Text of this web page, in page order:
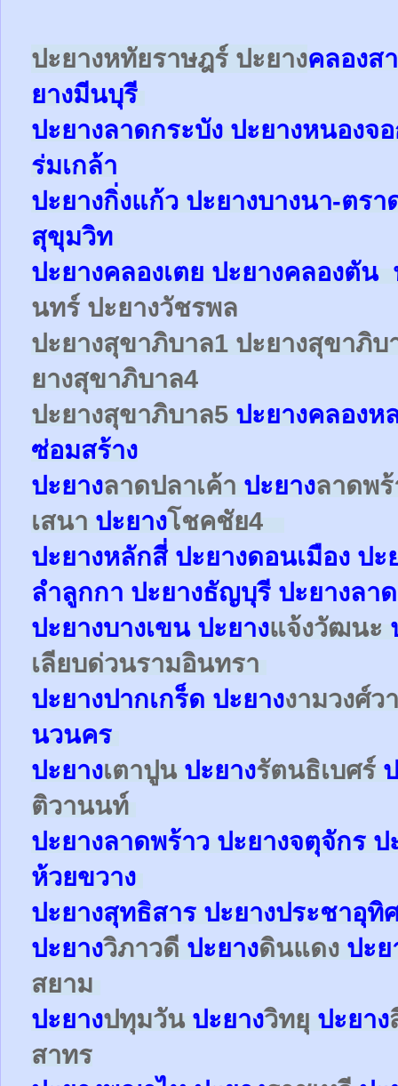
ปะยางหทัยราษฎร์ ปะยางคลองส
ยางมีนบุรี
ปะยางลาดกระบัง ปะยางหนองจ
ร่มเกล้า
ปะยางกิ่งแก้ว ปะยางบางนา-ตร
สุขุมวิท
ปะยางคลองเตย ปะยางคลองตัน
นทร์ ปะยางวัชรพล
ปะยางสุขาภิบาล1 ปะยางสุขาภิบ
ยางสุขาภิบาล4
ปะยางสุขาภิบาล5 ปะยางคลองห
ซ่อมสร้าง
ปะยางลาดปลาเค้า ปะยางลาดพ
เสนา ปะยางโชคชัย4
ปะยางหลักสี่ ปะยางดอนเมือง ปะ
ลำลูกกา ปะยางธัญบุรี ปะยางลา
ปะยางบางเขน ปะยางแจ้งวัฒนะ
เลียบด่วนรามอินทรา
ปะยางปากเกร็ด ปะยางงามวงศ์ว
นวนคร
ปะยางเตาปูน ปะยางรัตนธิเบศร์
ติวานนท์
ปะยางลาดพร้าว ปะยางจตุจักร ป
ห้วยขวาง
ปะยางสุทธิสาร ปะยางประชาอุทิ
ปะยางวิภาวดี ปะยางดินแดง ปะย
สยาม
ปะยางปทุมวัน ปะยางวิทยุ ปะยาง
สาทร